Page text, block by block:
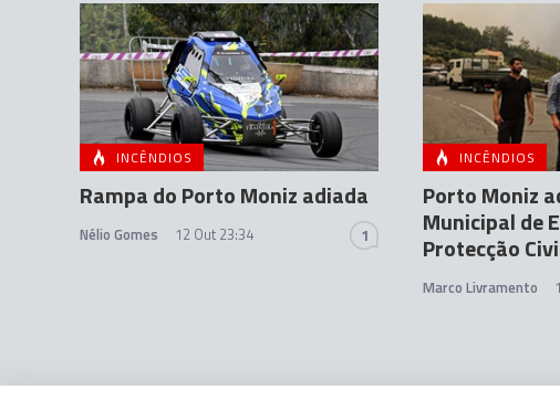
INCÊNDIOS
Rampa do Porto Moniz adiada
Nélio Gomes 12 Out 23:34 1
INCÊNDIOS
Porto Moniz
Municipal de
Protecção
Marco Livramento